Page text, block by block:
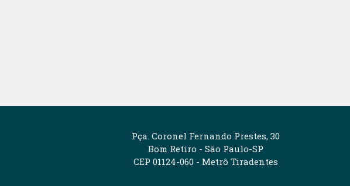
Pça. Coronel Fernando Prestes, 30
Bom Retiro - São Paulo-SP
CEP 01124-060 - Metrô Tiradentes